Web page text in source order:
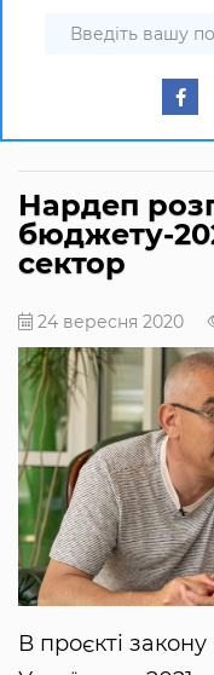
Нардеп
бюджету-
сектор
24 вересня 2020
В проєкті